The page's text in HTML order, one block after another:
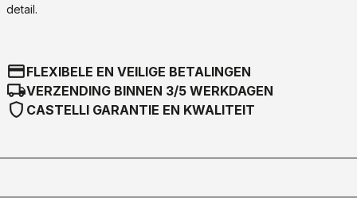
detail.
credit_cardFLEXIBELE EN VEILIGE BETALINGEN
local_shippingVERZENDING BINNEN 3/5 WERKDAGEN
shield CASTELLI GARANTIE EN KWALITEIT